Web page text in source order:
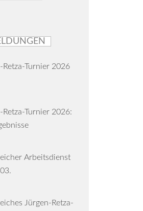
Retza-Turnier 2026
Retza-Turnier 2026:
Arbeitsdienst
Jürgen-Retza-